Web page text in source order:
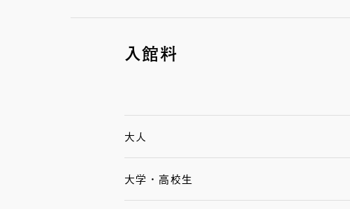
入館料
大人
大学・高校生